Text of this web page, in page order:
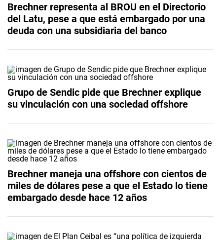
Brechner representa al BROU en el Directorio
del Latu, pese a que está embargado por una
deuda con una subsidiaria del banco
Grupo de Sendic pide que Brechner explique
su vinculación con una sociedad offshore
Brechner maneja una offshore con cientos de
miles de dólares pese a que el Estado lo tiene
embargado desde hace 12 años